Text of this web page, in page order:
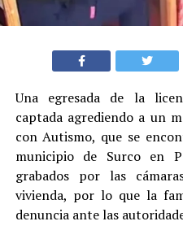
Una egresada de la
captada agrediendo a un
con Autismo, que se
municipio de Surco en
grabados por las
vivienda, por lo que la
denuncia ante las